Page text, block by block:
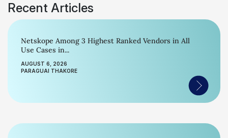
Recent Articles
Netskope Among 3 Highest Ranked Vendors in All
Use Cases in...
AUGUST 6, 2026
PARAGUAI THAKORE